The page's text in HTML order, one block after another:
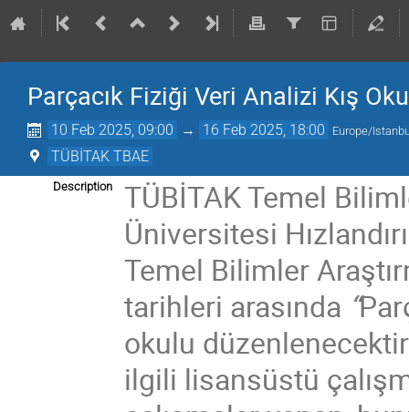
Parçacık Fiziği Veri Analizi Kış
10 Feb 2025, 09:00 → 16 Feb 2025, 18:00 Europe/
TÜBİTAK TBAE
Description
TÜBİTAK Temel
Üniversitesi
Temel Bilimler
tarihleri arasında “
okulu
ilgili lisansüstü